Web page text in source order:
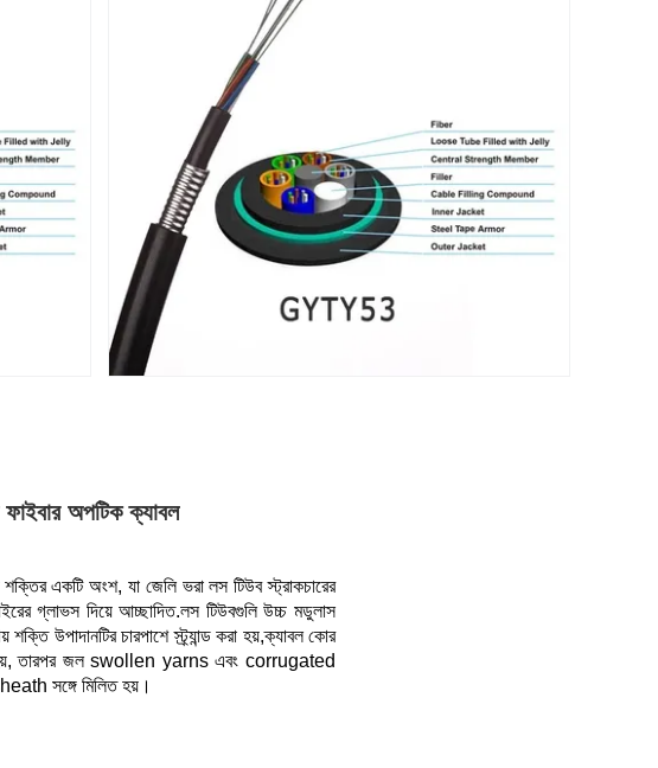
অপটিক ক্যাবল
একটি অংশ, যা জেলি ভরা লস টিউব স্ট্রাকচারের
গ্লাভস দিয়ে আচ্ছাদিত.লস টিউবগুলি উচ্চ মডুলাস
উপাদানটির চারপাশে স্ট্র্যান্ড করা হয়,ক্যাবল কোর
হয়, তারপর জল swollen yarns এবং corrugated
সঙ্গে মিলিত হয়।